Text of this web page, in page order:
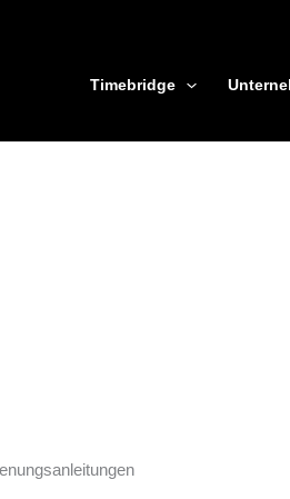
Timebridge